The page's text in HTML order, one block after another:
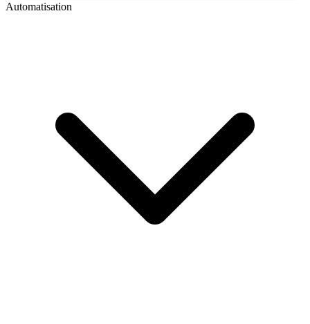
Automatisation